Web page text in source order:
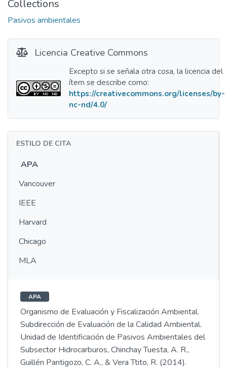
Collections
Pasivos ambientales
Licencia Creative Commons
Excepto si se señala otra cosa, la licencia del
ítem se describe como:
https://creativecommons.org/licenses/by-
nc-nd/4.0/
ESTILO DE CITA
APA
Vancouver
IEEE
Harvard
Chicago
MLA
APA
Organismo de Evaluación y Fiscalización Ambiental.
Subdirección de Evaluación de la Calidad Ambiental.
Unidad de Identificación de Pasivos Ambientales del
Subsector Hidrocarburos, Chinchay Tuesta, A. R.,
Guillén Pantigozo, C. A., & Vera Ttito, R. (2014).